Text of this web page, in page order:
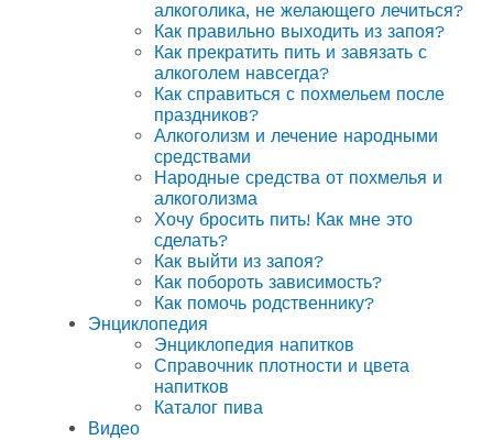
алкоголика, не желающего лечиться?
Как правильно выходить из запоя?
Как прекратить пить и завязать с
алкоголем навсегда?
Как справиться с похмельем после
праздников?
Алкоголизм и лечение народными
средствами
Народные средства от похмелья и
алкоголизма
Хочу бросить пить! Как мне это
сделать?
Как выйти из запоя?
Как побороть зависимость?
Как помочь родственнику?
Энциклопедия
Энциклопедия напитков
Справочник плотности и цвета
напитков
Каталог пива
Видео